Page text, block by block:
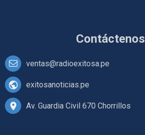
Contáctenos
ventas@radioexitosa.pe
exitosanoticias.pe
Av. Guardia Civil 670 Chorrillos